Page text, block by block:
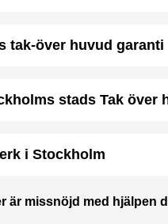
tak-över huvud garanti
stads Tak över
i Stockholm
är missnöjd med hjälpen